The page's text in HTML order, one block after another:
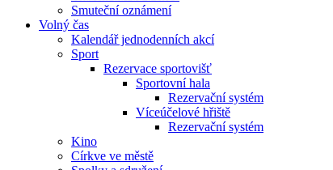
Smuteční oznámení
Volný čas
Kalendář jednodenních akcí
Sport
Rezervace sportovišť
Sportovní hala
Rezervační systém
Víceúčelové hřiště
Rezervační systém
Kino
Církve ve městě